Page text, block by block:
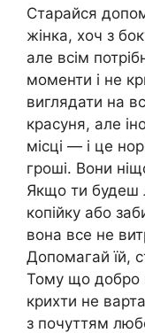
Старайся
жінка, хоч з
але всім
моменти і не
виглядати на
красуня, але
місці — і це
гроші. Вони
Якщо ти будеш
копійку або
вона все не
Допомагай їй,
Тому що добро
крихти не
з почуттям